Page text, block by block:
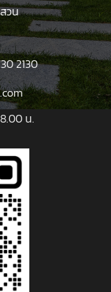
วน
2130
น.